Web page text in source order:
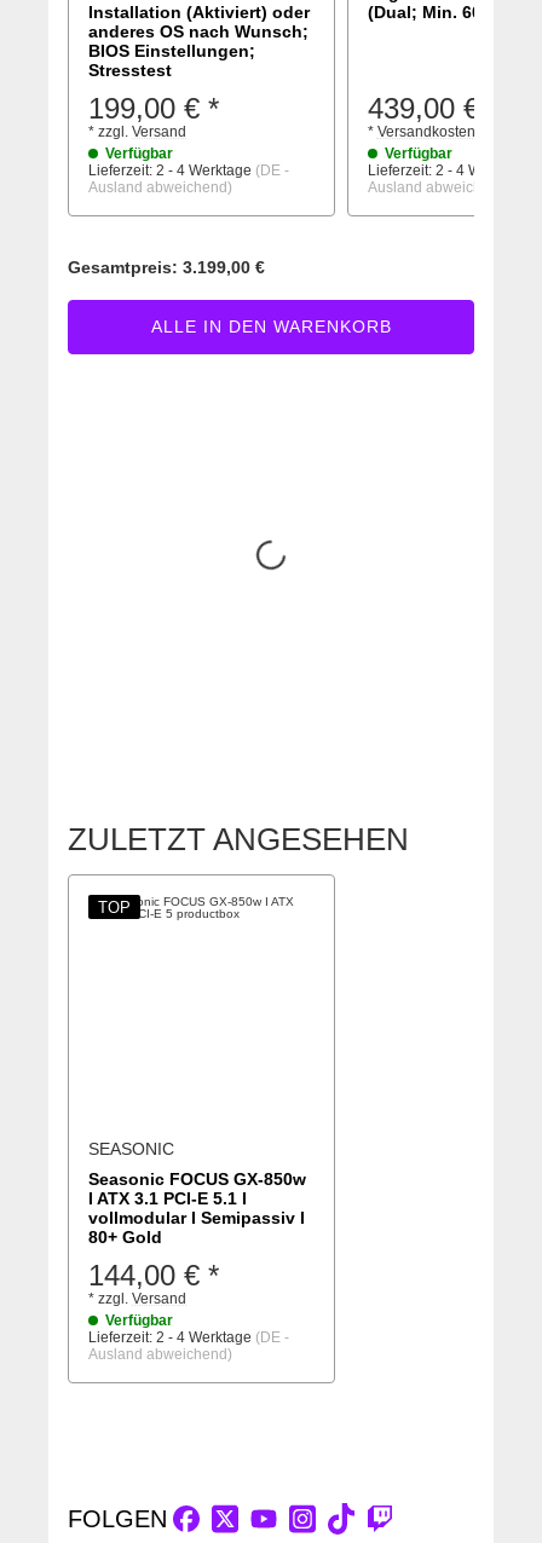
Installation (Aktiviert) oder
anderes OS nach Wunsch;
BIOS Einstellungen;
Stresstest
199,00 € *
* zzgl. Versand
Verfügbar
Lieferzeit: 2 - 4 Werktage (DE -
Ausland abweichend)
(Dual; Min. 6000MHz)
439,00 €
* Versandkostenfreie
Verfügbar
Lieferzeit: 2 - 4 Werktage
Ausland abweichend)
Gesamtpreis: 3.199,00 €
ALLE IN DEN WARENKORB
ZULETZT ANGESEHEN
TOP
SEASONIC
Seasonic FOCUS GX-850w
I ATX 3.1 PCI-E 5.1 I
vollmodular I Semipassiv I
80+ Gold
144,00 € *
* zzgl. Versand
Verfügbar
Lieferzeit: 2 - 4 Werktage (DE -
Ausland abweichend)
FOLGEN